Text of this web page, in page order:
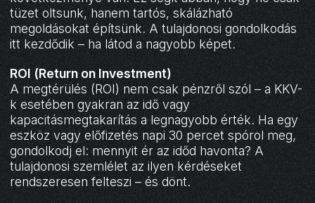
tüzet oltsunk, hanem tartós, skálázható
megoldásokat építsünk. A tulajdonosi gondolkodás
itt kezdődik – ha látod a nagyobb képet.
ROI (Return on Investment)
A megtérülés (ROI) nem csak pénzről szól – a KKV-
k esetében gyakran az idő vagy
kapacitásmegtakarítás a legnagyobb érték. Ha egy
eszköz vagy előfizetés napi 30 percet spórol meg,
gondolkodj el: mennyit ér az időd havonta? A
tulajdonosi szemlélet az ilyen kérdéseket
rendszeresen felteszi – és dönt.